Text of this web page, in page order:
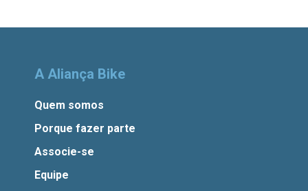
A Aliança Bike
Quem somos
Porque fazer parte
Associe-se
Equipe